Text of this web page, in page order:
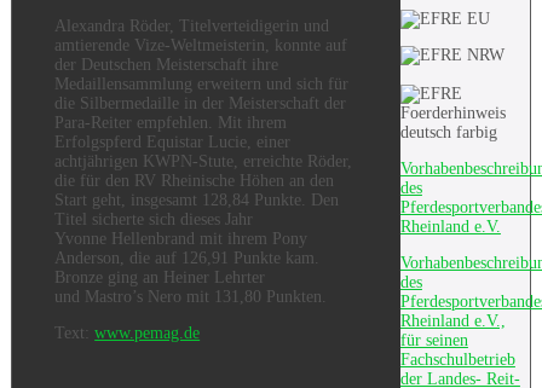
des
Rheinland e.V.
des
Rheinland e.V.,
für seinen
Fachschulbetrieb
der Landes- Reit-
Alexandra Röder, Titelverteidigerin und
amtierende Vize-Weltmeisterin, konnte auf
der Deutschen Meisterschaft ihre
Medaillensammlung erweitern und sich für
die Silbermedaille in der Meisterschaft der
Para-Reiter empfehlen. Mit ihrem
Erfolgspferd Equistar Lucie, einer
achtjährigen KWPN-Stute, erreichte Röder,
die für den RV Rheinische Höhen an den
Start geht, insgesamt 128,84 Punkte. Den
Titel sicherte sich dieses Jahr
Yvonne Hellenbrand mit ihrem Pony
Anderson, die auf 126,91 Punkte kam.
Bronze ging an Heiner Lehrter
und Mastro’s Nero mit 131,80 Punkten.
Text:www.pemag.de